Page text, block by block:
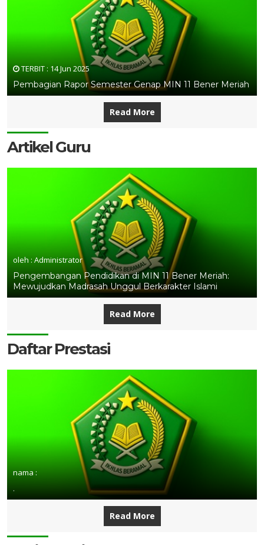
TERBIT : 14 Jun 2025
Pembagian Rapor Semester Genap MIN 11 Bener Meriah
Read More
Artikel Guru
oleh : Administrator
Pengembangan Pendidikan di MIN 11 Bener Meriah:
Mewujudkan Madrasah Unggul Berkarakter Islami
Read More
Daftar Prestasi
nama :
.
Read More